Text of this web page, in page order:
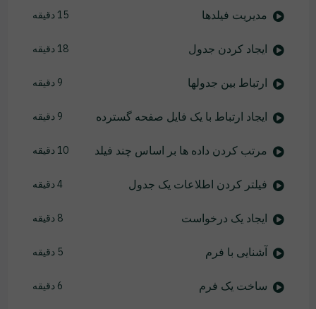
مدیریت فیلدها 15 دقیقه
ایجاد کردن جدول 18 دقیقه
ارتباط بین جدولها 9 دقیقه
ایجاد ارتباط با یک فایل صفحه گسترده 9 دقیقه
مرتب کردن داده ها بر اساس چند فیلد 10 دقیقه
فیلتر کردن اطلاعات یک جدول 4 دقیقه
ایجاد یک درخواست 8 دقیقه
آشنایی با فرم 5 دقیقه
ساخت یک فرم 6 دقیقه